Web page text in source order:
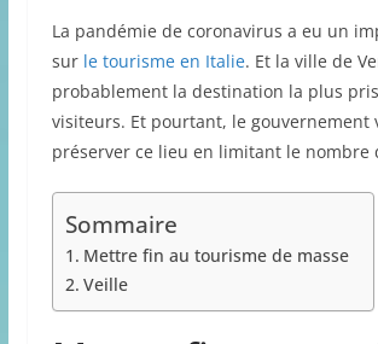
La pandémie de coronavirus a eu un
sur le tourisme en Italie. Et la ville de
probablement la destination la plus
visiteurs. Et pourtant, le gouvernement
préserver ce lieu en limitant le nombre
Sommaire
Mettre fin au tourisme de masse
Veille